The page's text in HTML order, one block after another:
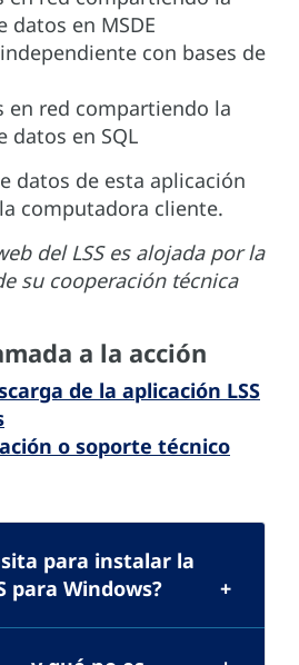
datos en MSDE
con bases de
en red compartiendo la
datos en SQL
datos de esta aplicación
computadora cliente.
del LSS es alojada por la
su cooperación técnica
a la acción
de la aplicación LSS
o soporte técnico
para instalar la
para Windows?